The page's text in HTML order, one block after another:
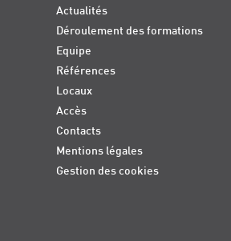
Actualités
Déroulement des formations
Equipe
Références
Locaux
Accès
Contacts
Mentions légales
Gestion des cookies